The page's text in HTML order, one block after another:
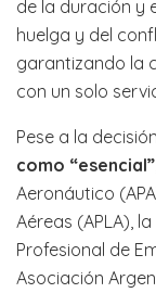
de la duración y
huelga y del
garantizando la
con un solo
Pese a la
como “esencial”
Aeronáutico
Aéreas (APLA),
Profesional de
Asociación